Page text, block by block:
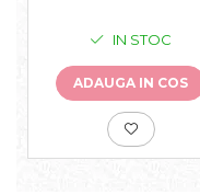
IN STOC
ADAUGA IN COS